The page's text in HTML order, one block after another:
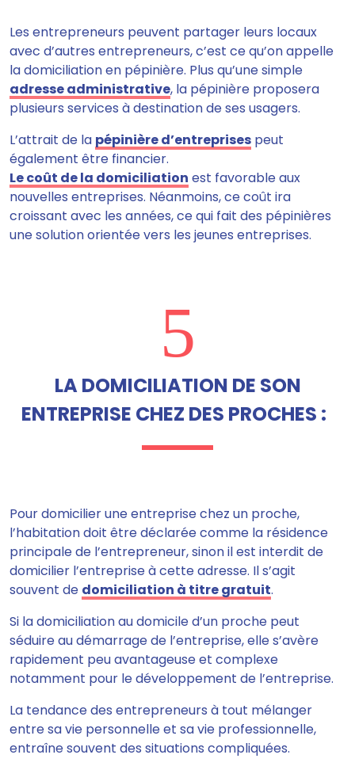
Les entrepreneurs peuvent partager leurs locaux
avec d’autres entrepreneurs, c’est ce qu’on appelle
la domiciliation en pépinière. Plus qu’une simple
adresse administrative, la pépinière proposera
plusieurs services à destination de ses usagers.
L’attrait de la pépinière d’entreprises peut
également être financier.
Le coût de la domiciliation est favorable aux
nouvelles entreprises. Néanmoins, ce coût ira
croissant avec les années, ce qui fait des pépinières
une solution orientée vers les jeunes entreprises.
5
LA DOMICILIATION DE SON
ENTREPRISE CHEZ DES PROCHES :
Pour domicilier une entreprise chez un proche,
l’habitation doit être déclarée comme la résidence
principale de l’entrepreneur, sinon il est interdit de
domicilier l’entreprise à cette adresse. Il s’agit
souvent de domiciliation à titre gratuit.
Si la domiciliation au domicile d’un proche peut
séduire au démarrage de l’entreprise,elle s’avère
rapidement peu avantageuse et complexe
notamment pour le développement de l’entreprise.
La tendance des entrepreneurs à tout mélanger
entre sa vie personnelle et sa vie professionnelle,
entraîne souvent des situations compliquées.